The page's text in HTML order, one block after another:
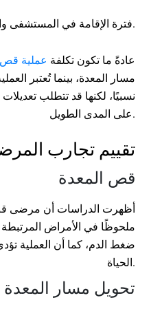
فترة الإقامة في المستشفى والمتابعة بعد العملية.
عادةً ما تكون تكلفة عملية قص
مسار المعدة، بينما تُعتبر
نسبيًا، لكنها قد تتطلب
على المدى الطويل.
تقييم تجارب
قص المعدة
أظهرت الدراسات أن مرضى قص
ملحوظًا في الأمراض
ضغط الدم، كما أن العملية
الحياة.
تحويل مسار المعدة